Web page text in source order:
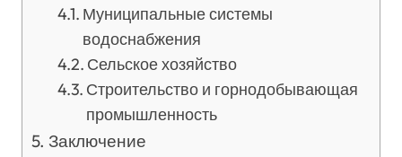
Муниципальные системы
водоснабжения
Сельское хозяйство
Строительство и горнодобывающая
промышленность
Заключение